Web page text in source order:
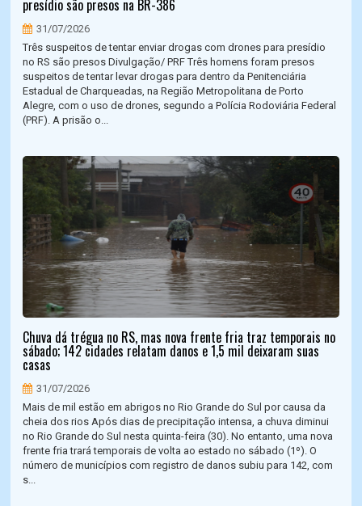
presídio são presos na BR-386
31/07/2026
Três suspeitos de tentar enviar drogas com drones para presídio
no RS são presos Divulgação/ PRF Três homens foram presos
suspeitos de tentar levar drogas para dentro da Penitenciária
Estadual de Charqueadas, na Região Metropolitana de Porto
Alegre, com o uso de drones, segundo a Polícia Rodoviária Federal
(PRF). A prisão o...
Chuva dá trégua no RS, mas nova frente fria traz temporais no
sábado; 142 cidades relatam danos e 1,5 mil deixaram suas
casas
31/07/2026
Mais de mil estão em abrigos no Rio Grande do Sul por causa da
cheia dos rios Após dias de precipitação intensa, a chuva diminui
no Rio Grande do Sul nesta quinta-feira (30). No entanto, uma nova
frente fria trará temporais de volta ao estado no sábado (1º). O
número de municípios com registro de danos subiu para 142, com
s...